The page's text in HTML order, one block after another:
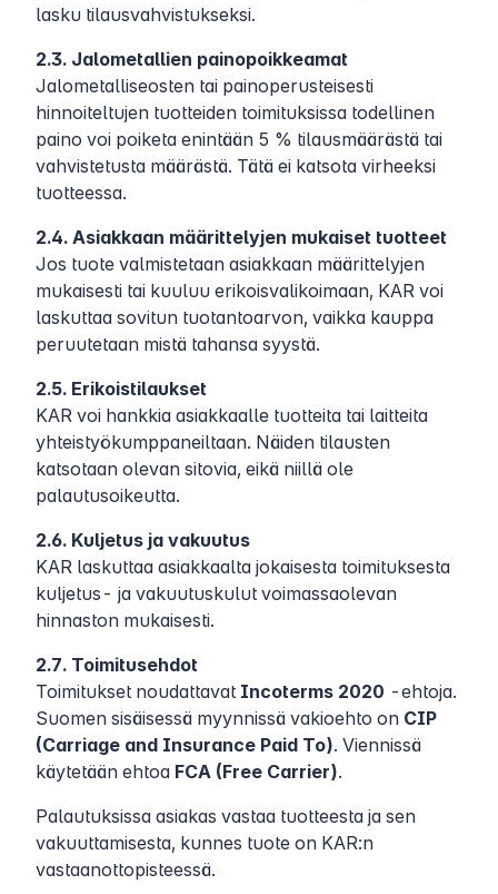
lasku tilausvahvistukseksi.
2.3. Jalometallien painopoikkeamat
Jalometalliseosten tai painoperusteisesti
hinnoiteltujen tuotteiden toimituksissa todellinen
paino voi poiketa enintään 5 % tilausmäärästä tai
vahvistetusta määrästä. Tätä ei katsota virheeksi
tuotteessa.
2.4. Asiakkaan määrittelyjen mukaiset tuotteet
Jos tuote valmistetaan asiakkaan määrittelyjen
mukaisesti tai kuuluu erikoisvalikoimaan, KAR voi
laskuttaa sovitun tuotantoarvon, vaikka kauppa
peruutetaan mistä tahansa syystä.
2.5. Erikoistilaukset
KAR voi hankkia asiakkaalle tuotteita tai laitteita
yhteistyökumppaneiltaan. Näiden tilausten
katsotaan olevan sitovia, eikä niillä ole
palautusoikeutta.
2.6. Kuljetus ja vakuutus
KAR laskuttaa asiakkaalta jokaisesta toimituksesta
kuljetus- ja vakuutuskulut voimassaolevan
hinnaston mukaisesti.
2.7. Toimitusehdot
Toimitukset noudattavat Incoterms 2020 -ehtoja.
Suomen sisäisessä myynnissä vakioehto on CIP
(Carriage and Insurance Paid To). Viennissä
käytetään ehtoa FCA (Free Carrier).
Palautuksissa asiakas vastaa tuotteesta ja sen
vakuuttamisesta, kunnes tuote on KAR:n
vastaanottopisteessä.